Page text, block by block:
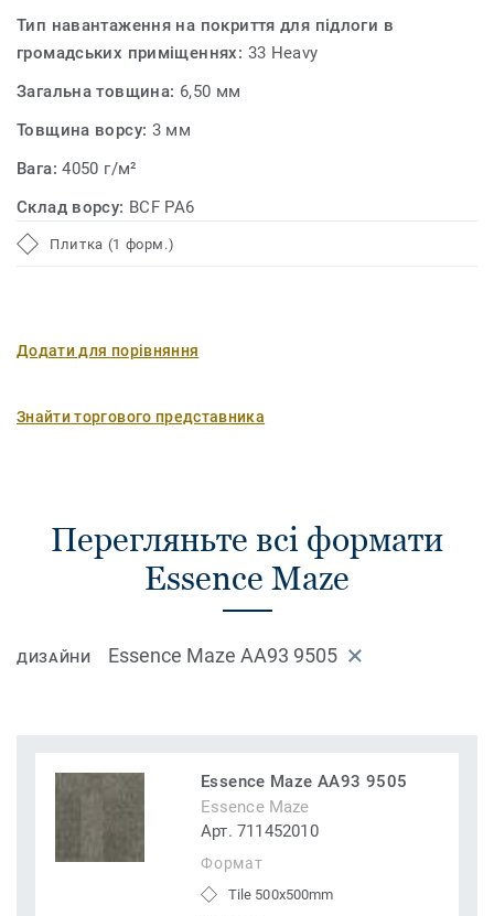
Тип навантаження на покриття для підлоги в
громадських приміщеннях: 33 Heavy
Загальна товщина: 6,50 мм
Товщина ворсу: 3 мм
Вага:4050 г/м²
Склад ворсу: BCF PA6
Плитка (1 форм.)
Додати для порівняння
Знайти торгового представника
Перегляньте всі формати
Essence Maze
ДИЗАЙНИ Essence Maze AA93 9505
Essence Maze AA93 9505
Essence Maze
Арт. 711452010
Формат
Tile 500x500mm